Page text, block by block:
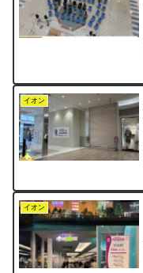
イオン
イオン